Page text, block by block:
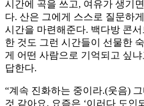
시간에 곡을 쓰고, 여유가 생기
다. 산은 그에게 스스로 질문하
시간을 마련해준다. 백다방 콘
한 것도 그런 시간들이 선물한
게 어떤 사람으로 기억되고 싶냐
답한다.
“계속 진화하는 중이라.(웃음)
것 같아요. 요즘은 ‘이러다 도인